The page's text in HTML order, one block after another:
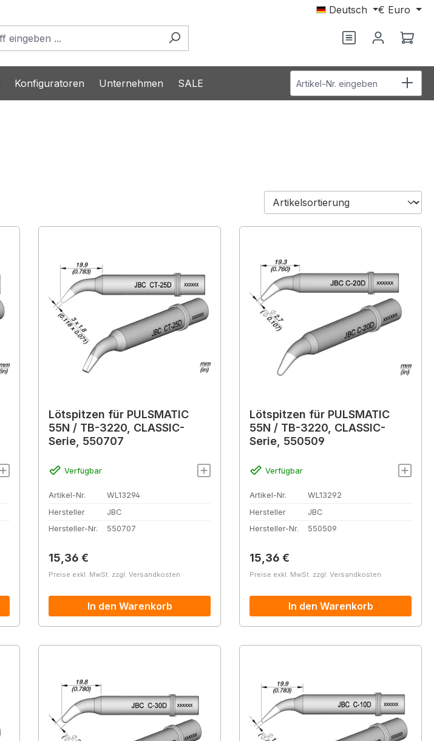
Deutsch € Euro
Konfiguratoren Unternehmen SALE Artikel-Nr. eingeben
Lötspitzen für PULSMATIC
55N / TB-3220, CLASSIC-
Serie, 550707
Verfügbar
Artikel-Nr.
WL13294
Hersteller
JBC
Hersteller-Nr.
550707
Regulärer Preis:
15,36 €
Preise exkl. MwSt. zzgl. Versandkosten
In den Warenkorb
Lötspitzen für PULSMATIC
55N / TB-3220, CLASSIC-
Serie, 550509
Verfügbar
Artikel-Nr.
WL13292
Hersteller
JBC
Hersteller-Nr.
550509
Regulärer Preis:
15,36 €
Preise exkl. MwSt. zzgl. Versandkosten
In den Warenkorb